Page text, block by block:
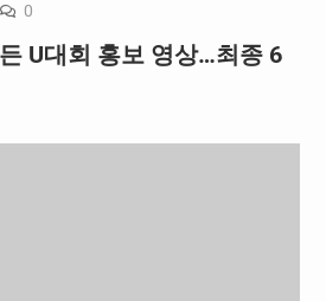
0
U대회 홍보 영상…최종 6